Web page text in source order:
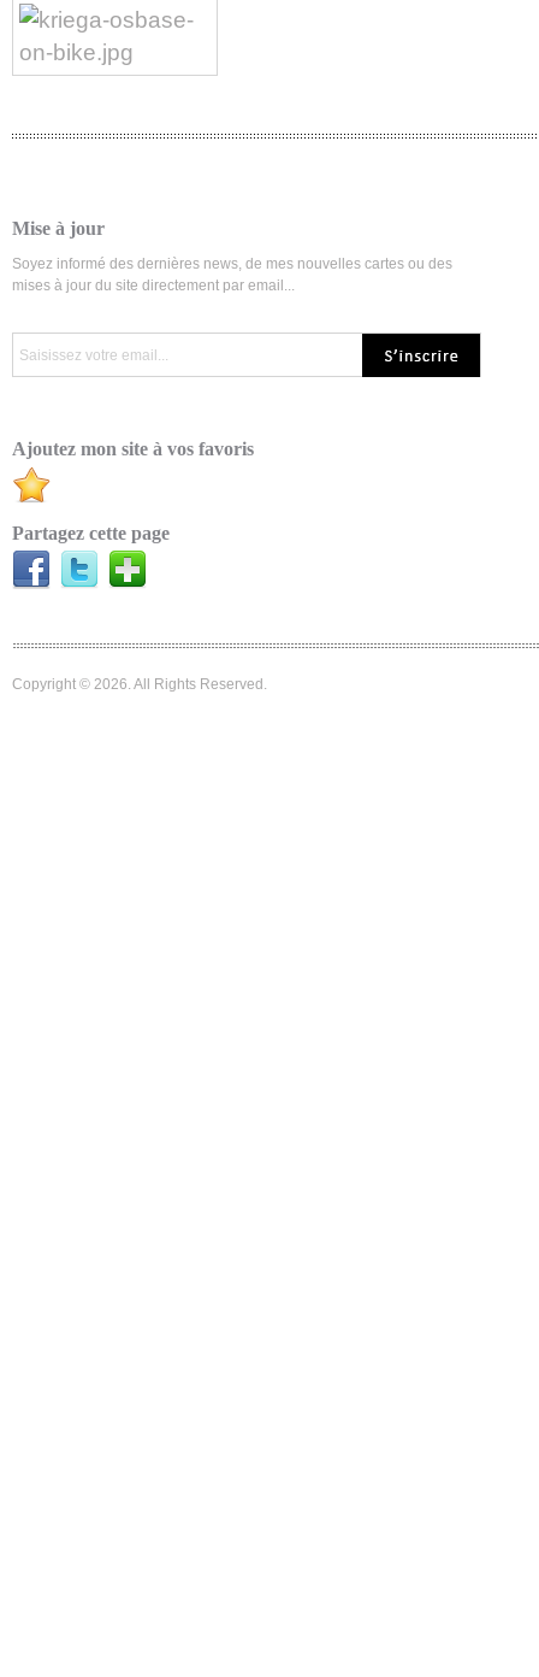
Mise à jour
Soyez informé des dernières news, de mes nouvelles cartes ou des
mises à jour du site directement par email...
Ajoutez mon site à vos favoris
Partagez cette page
Copyright © 2026. All Rights Reserved.